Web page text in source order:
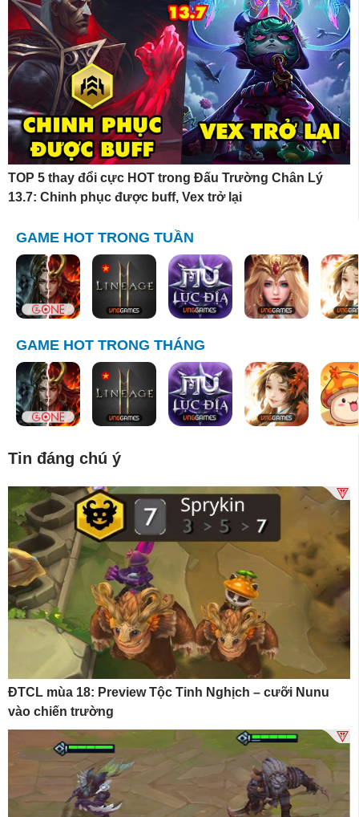
TOP 5 thay đổi cực HOT trong Đấu Trường Chân Lý
13.7: Chinh phục được buff, Vex trở lại
GAME HOT TRONG TUẦN
GAME HOT TRONG THÁNG
Tin đáng chú ý
ĐTCL mùa 18: Preview Tộc Tinh Nghịch – cưỡi Nunu
vào chiến trường